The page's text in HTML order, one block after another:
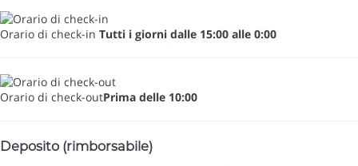
Orario di check-in Tutti i giorni dalle 15:00 alle 0:00
Orario di check-outPrima delle 10:00
Deposito (rimborsabile)